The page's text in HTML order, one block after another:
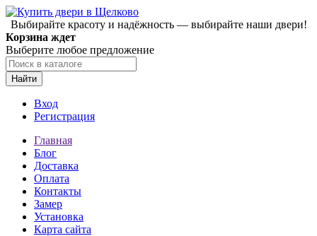
Выбирайте красоту и надёжность — выбирайте наши двери!
Корзина ждет
Выберите любое предложение
Найти
Вход
Регистрация
Главная
Блог
Доставка
Оплата
Контакты
Замер
Установка
Карта сайта